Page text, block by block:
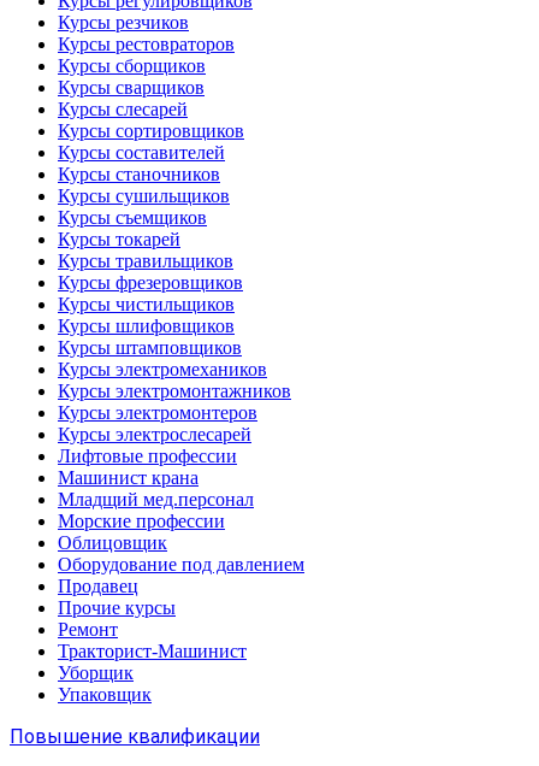
Курсы резчиков
Курсы рестовраторов
Курсы сборщиков
Курсы сварщиков
Курсы слесарей
Курсы сортировщиков
Курсы составителей
Курсы станочников
Курсы сушильщиков
Курсы съемщиков
Курсы токарей
Курсы травильщиков
Курсы фрезеровщиков
Курсы чистильщиков
Курсы шлифовщиков
Курсы штамповщиков
Курсы электромехаников
Курсы электромонтажников
Курсы электромонтеров
Курсы электрослесарей
Лифтовые профессии
Машинист крана
Младщий мед.персонал
Морские профессии
Облицовщик
Оборудование под давлением
Продавец
Прочие курсы
Ремонт
Тракторист-Машинист
Уборщик
Упаковщик
Повышение квалификации